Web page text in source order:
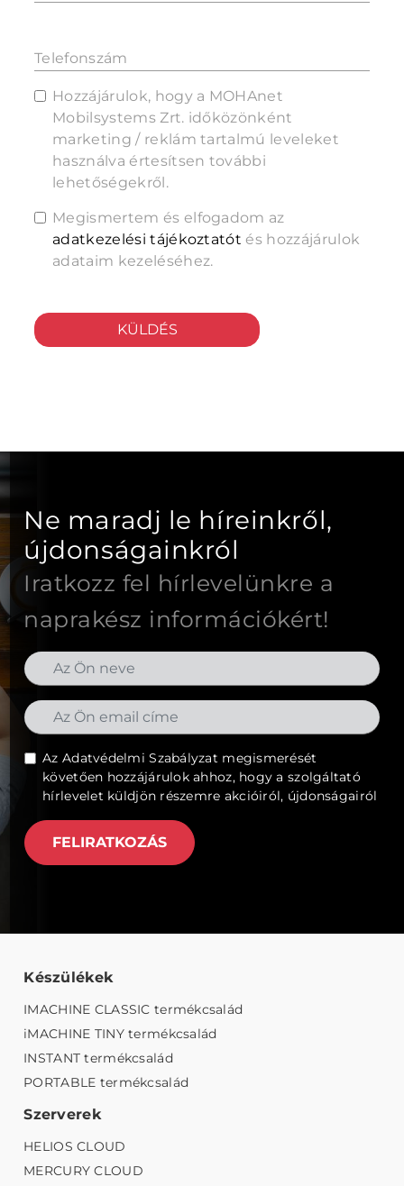
Telefonszám
Hozzájárulok, hogy a MOHAnet
Mobilsystems Zrt. időközönként
marketing / reklám tartalmú leveleket
használva értesítsen további
lehetőségekről.
Megismertem és elfogadom az
adatkezelési tájékoztatót és hozzájárulok
adataim kezeléséhez.
KÜLDÉS
Ne maradj le híreinkről,
újdonságainkról
Iratkozz fel hírlevelünkre a
naprakész információkért!
AzAdatvédelmi Szabályzat megismerését
követően hozzájárulok ahhoz, hogy a szolgáltató
hírlevelet küldjön részemre akcióiról, újdonságairól
FELIRATKOZÁS
Készülékek
IMACHINE CLASSIC termékcsalád
iMACHINE TINY termékcsalád
INSTANT termékcsalád
PORTABLE termékcsalád
Szerverek
HELIOS CLOUD
MERCURY CLOUD